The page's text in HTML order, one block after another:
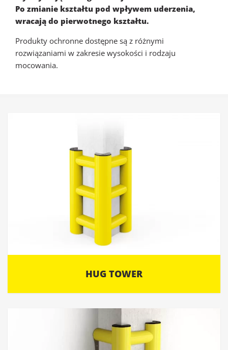
Po zmianie kształtu pod wpływem uderzenia,
wracają do pierwotnego kształtu.
Produkty ochronne dostępne są z różnymi
rozwiązaniami w zakresie wysokości i rodzaju
mocowania.
HUG TOWER